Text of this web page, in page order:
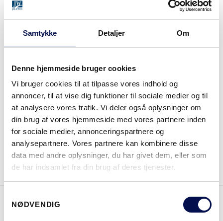
Samtykke Detaljer Om
Denne hjemmeside bruger cookies
Vi bruger cookies til at tilpasse vores indhold og
annoncer, til at vise dig funktioner til sociale medier og til
at analysere vores trafik. Vi deler også oplysninger om
din brug af vores hjemmeside med vores partnere inden
for sociale medier, annonceringspartnere og
analysepartnere. Vores partnere kan kombinere disse
data med andre oplysninger, du har givet dem, eller som
de har indsamlet fra din brug af deres tjenester.
NØDVENDIG
NCS S0502-Y
NÆSTEN ALLE NCS S OG
HVOR KAN DET KØBES
DOWNLOAD BROCHURE KONTAKT OS